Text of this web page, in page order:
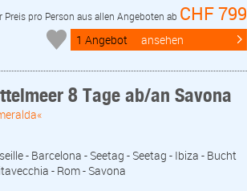
Preis pro Person aus allen Angeboten ab CHF 799
1 Angebot ansehen
8 Tage ab/an Savona
- Barcelona - Seetag - Seetag - Ibiza - Bucht
- Rom - Savona